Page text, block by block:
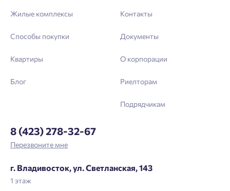
Жилые комплексы
Способы покупки
Квартиры
Блог
Контакты
Документы
О корпорации
Риелторам
Подрядчикам
8 (423) 278-32-67
Перезвоните мне
г. Владивосток, ул. Светланская, 143
1 этаж